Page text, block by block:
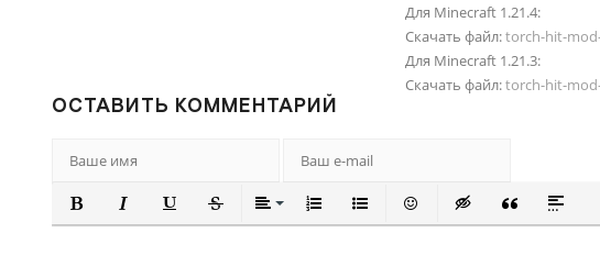
Для Minecraft 1.21.4:
Скачать файл:torch-hit-
Для Minecraft 1.21.3:
Скачать файл:torch-hit-
ОСТАВИТЬ КОММЕНТАРИЙ
ПОЛУЖИРНЫЙ
КУРСИВПОДЧЕРКНУТЫЙ
ЗАЧЕРКНУТЫЙВЫРАВНИВАНИЕ
НУМЕРОВАННЫЙ СПИСОК
МАРКИРОВАННЫЙ СПИСОК
ВСТАВИТЬ СМАЙЛИК
ВСТАВКАВСТАВКА